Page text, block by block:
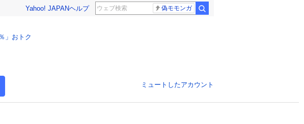
Yahoo! JAPANヘルプ 偽モモンガ
」おトク
ミュートしたアカウント